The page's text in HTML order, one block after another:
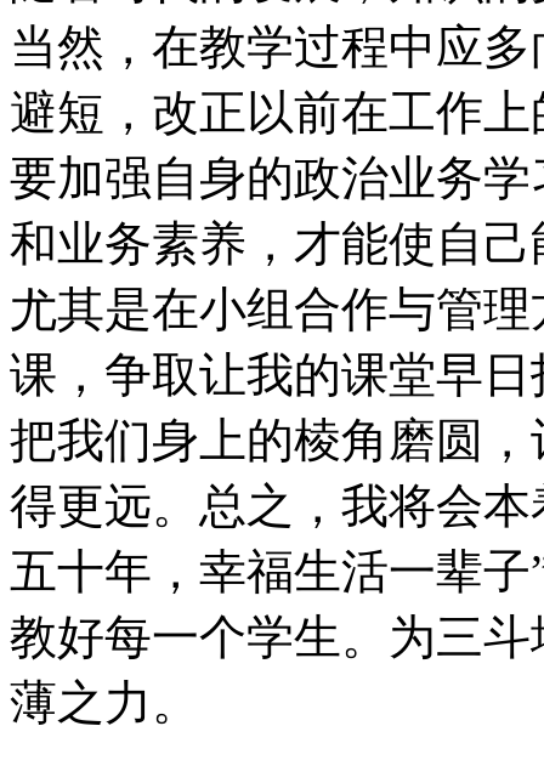
当然，在教学过程中应
避短，改正以前在工作
要加强自身的政治业务
和业务素养，才能使自
尤其是在小组合作与管
课，争取让我的课堂早
把我们身上的棱角磨圆
得更远。总之，我将会
五十年，幸福生活一辈
教好每一个学生。为三
薄之力。